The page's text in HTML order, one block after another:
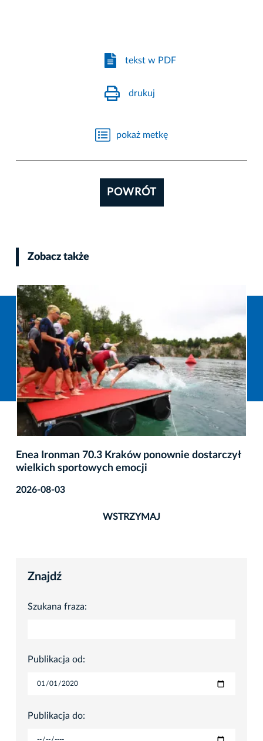
tekst w PDF
drukuj
pokaż metkę
POWRÓT
Zobacz także
Enea Ironman 70.3 Kraków ponownie dostarczył
wielkich sportowych emocji
2026-08-03
WSTRZYMAJ
Znajdź
Szukana fraza:
Publikacja od:
Publikacja do: